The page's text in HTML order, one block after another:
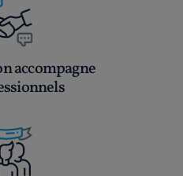
accompagne